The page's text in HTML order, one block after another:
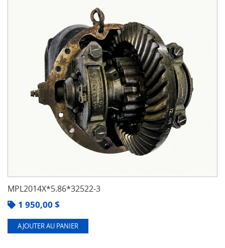
MPL2014X*5.86*32522-3
1 950,00 $
AJOUTER AU PANIER